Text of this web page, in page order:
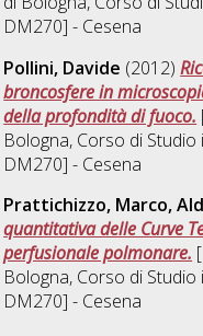
DM270] - Cesena
Pollini, Davide (2012)
broncosfere in
della profondità di fuoco.
Bologna, Corso di Studio
DM270] - Cesena
Prattichizzo, Marco,
quantitativa delle Curve
perfusionale polmonare.
Bologna, Corso di Studio
DM270] - Cesena